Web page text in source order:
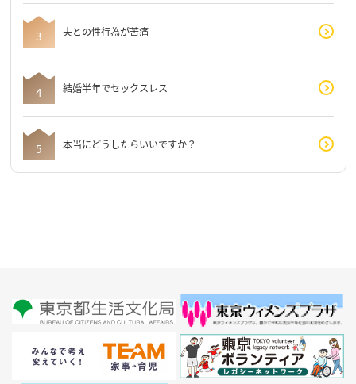
夫との性行為が苦痛
結婚半年でセックスレス
本当にどうしたらいいですか？